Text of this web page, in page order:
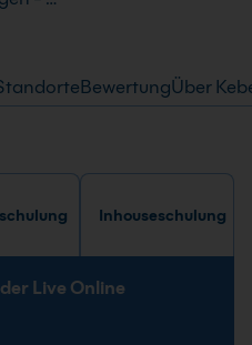
BewertungÜber
Inhouseschulung
Live Online